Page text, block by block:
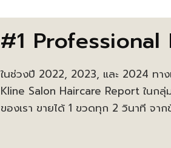
#1
ในช่วงปี 2022, 2023, และ 2024 ทา
Kline Salon Haircare Report ใน
ของเรา ขายได้ 1 ขวดทุก 2 วินาที จา